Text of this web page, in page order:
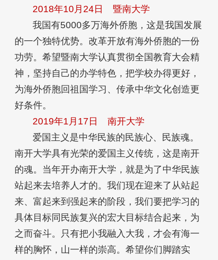
2018年10月24日暨南大学
我国有5000多万海外侨胞，这是我国发展
的一个独特优势。改革开放有海外侨胞的一份
功劳。希望暨南大学认真贯彻全国教育大会精
神，坚持自己的办学特色，把学校办得更好，
为海外侨胞回祖国学习、传承中华文化创造更
好条件。
2019年1月17日南开大学
爱国主义是中华民族的民族心、民族魂。
南开大学具有光荣的爱国主义传统，这是南开
的魂。当年开办南开大学，就是为了中华民族
站起来去培养人才的。我们现在迎来了从站起
来、富起来到强起来的阶段，我们要把学习的
具体目标同民族复兴的宏大目标结合起来，为
之而奋斗。只有把小我融入大我，才会有海一
样的胸怀，山一样的崇高。希望你们脚踏实